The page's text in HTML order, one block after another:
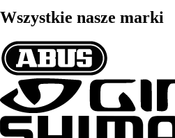
Wszystkie nasze marki